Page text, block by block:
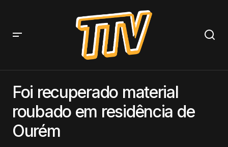
Ourém
Foi recuperado material
roubado em residência de
Ourém